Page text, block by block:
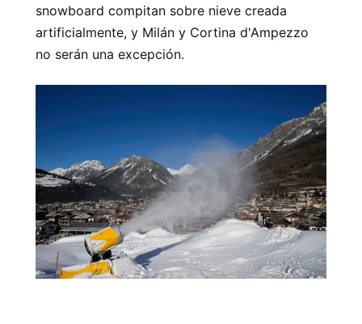
snowboard compitan sobre nieve creada
artificialmente, y Milán y Cortina d'Ampezzo
no serán una excepción.